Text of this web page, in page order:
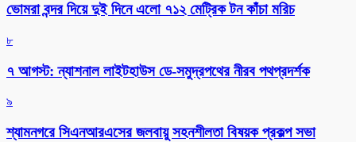
ভোমরা বন্দর দিয়ে দুই দিনে এলো ৭১২ মেট্রিক টন কাঁচা মরিচ
৮
৭ আগস্ট: ন্যাশনাল লাইটহাউস ডে-সমুদ্রপথের নীরব পথপ্রদর্শক
৯
শ্যামনগরে সিএনআরএসের জলবায়ু সহনশীলতা বিষয়ক প্রকল্প সভা